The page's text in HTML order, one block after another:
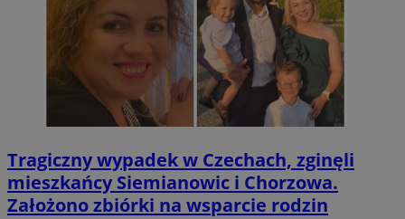
Tragiczny wypadek w Czechach, zginęli
mieszkańcy Siemianowic i Chorzowa.
Założono zbiórki na wsparcie rodzin